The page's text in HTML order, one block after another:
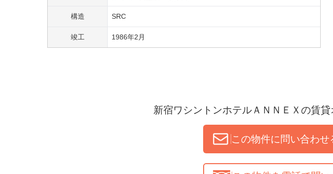
構造 SRC
竣工 1986年2 月
新宿ワシントンホテルＡＮＮＥＸ の賃貸
この物件に問い合わせ